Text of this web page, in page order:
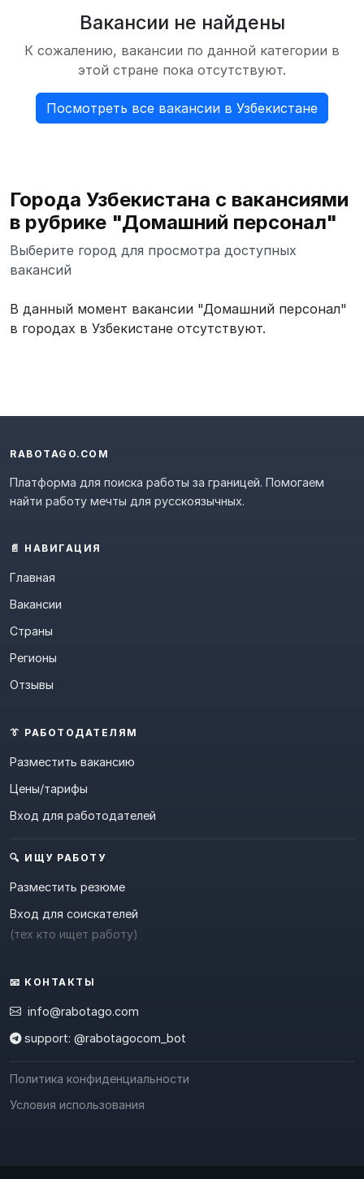
Вакансии не найдены
К сожалению, вакансии по данной категории в
этой стране пока отсутствуют.
Посмотреть все вакансии в Узбекистане
Города Узбекистана с вакансиями
в рубрике "Домашний персонал"
Выберите город для просмотра доступных
вакансий
В данный момент вакансии "Домашний персонал"
в городах в Узбекистане отсутствуют.
RABOTAGO.COM
Платформа для поиска работы за границей. Помогаем
найти работу мечты для русскоязычных.
📄 НАВИГАЦИЯ
Главная
Вакансии
Страны
Регионы
Отзывы
👔 РАБОТОДАТЕЛЯМ
Разместить вакансию
Цены/тарифы
Вход для работодателей
🔍 ИЩУ РАБОТУ
Разместить резюме
Вход для соискателей
(тех кто ищет работу)
📧 КОНТАКТЫ
info@rabotago.com
support: @rabotagocom_bot
Политика конфиденциальности
Условия использования